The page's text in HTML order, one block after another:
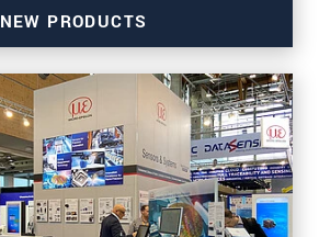
NEW PRODUCTS